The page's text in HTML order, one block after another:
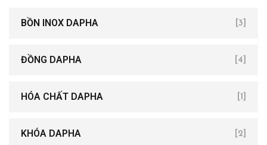
BỒN INOX DAPHA [3]
ĐỒNG DAPHA [4]
HÓA CHẤT DAPHA [1]
KHÓA DAPHA [2]